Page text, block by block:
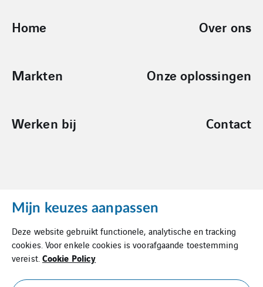
Home Over ons
Markten Onze oplossingen
Werken bij Contact
Cookies
Privacy Statement
Algemene Inkoopvoorwaarden
Mijn keuzes aanpassen
Deze website gebruikt functionele, analytische en tracking
cookies. Voor enkele cookies is voorafgaande toestemming
vereist. Cookie Policy